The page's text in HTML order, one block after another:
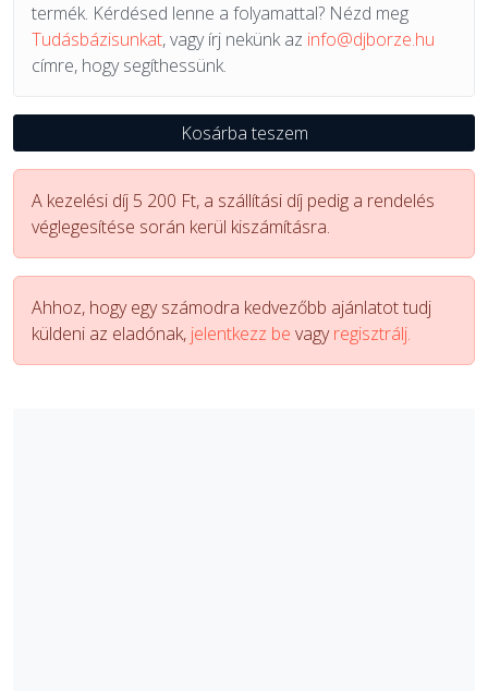
termék. Kérdésed lenne a folyamattal? Nézd meg
Tudásbázisunkat, vagy írj nekünk az info@djborze.hu
címre, hogy segíthessünk.
Kosárba teszem
A kezelési díj 5 200 Ft, a szállítási díj pedig a rendelés
véglegesítése során kerül kiszámításra.
Ahhoz, hogy egy számodra kedvezőbb ajánlatot tudj
küldeni az eladónak, jelentkezz be vagyregisztrálj.